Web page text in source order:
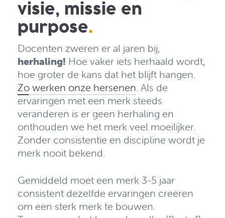
visie, missie en
purpose.
Docenten zweren er al jaren bij,
herhaling! Hoe vaker iets herhaald wordt,
hoe groter de kans dat het blijft hangen.
Zo werken onze hersenen . Als de
ervaringen met een merk steeds
veranderen is er geen herhaling en
onthouden we het merk veel moeilijker.
Zonder consistentie en discipline wordt je
merk nooit bekend.
Gemiddeld moet een merk 3-5 jaar
consistent dezelfde ervaringen creëren
om een sterk merk te bouwen.